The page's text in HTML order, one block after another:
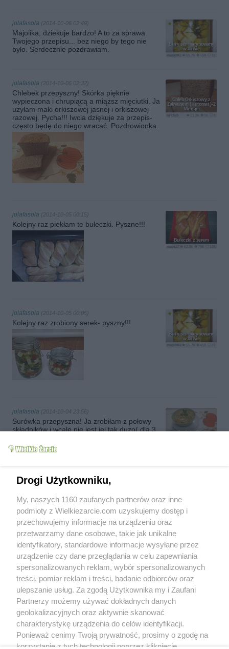
Biały ser marynowany
w oliwie
459
majolika
jolafasola (2014-10-06 02:49)
Majolika, dziekuje bardzo! A to za sprawa
Twojego przepisu... bez niego by tego nie
było. Serdecznie pozdrawiam.
Chleb Orkiszowy z
Zakwasem ( automat )-2
Wersje
iwciaG
jolafasola (2014-10-06 02:32)
Chlebek przepyszny! Skórka pięknie
wypieczona i chrupiącą a miąższ mięciutki. Ja
użyłam maki orkiszowej jasnej i orkiszowej
razowej. Pycha!!! Iwcia dziękuje za przepis-
często będę do niego wracać. Pozdrowionka.
Bułeczki z serem
monia7301
jolafasola (2014-10-05 00:15)
Kolejny raz piekłam te bułeczki. Pyszne!!!
Biały ser marynowany
w oliwie
459
majolika
jolafasola (2014-10-05 00:05)
Kolejny raz zrobiony serek- pyszny!!!
Surówka Pani
jolafasola (2014-10-04 23:56)
Surówka przepyszna! Ja zrobiłam z połowy
składników i wcale nie jest jej tak duzo( dla 3
a smak... przekonajcie sie,bo warto!!!
Dziękuje za wspaniały przepis. Pozdrowionka.
pszenny pełnoziarnisty-
Automat
5.9k
iwciaG
jolafasola (2014-10-03 01:06)
Jaki cudny ten Twój chlebus!!! Jakiej
konsystencji powinno być ciasto? Ja
wyrabiam ciasto ręcznie lub mikserem i pieke
w piekarniku. Nie mieszkam w Polsce wiec
maki tutaj są inne, chodzi mi o ich wilgotność
( mąkę kupuje w ekologicznym sklepie i
czasami w polskim). Przesyłam cieplutkie
pozdrowienia.
Drogi Użytkowniku,
My, naszych 1160 zaufanych partnerów oraz inne
podmioty z Wielkiezarcie.com uzyskujemy dostęp i
przechowujemy informacje na urządzeniu oraz
przetwarzamy dane osobowe, takie jak unikalne
identyfikatory, standardowe informacje wysyłane przez
urządzenie czy dane przeglądania w celu zapewniania
spersonalizowanych reklam, wybór spersonalizowanych
treści, pomiar reklam i treści, badanie odbiorców oraz
ulepszanie usług. Za zgodą Użytkownika my i Zaufani
Partnerzy możemy używać dokładnych danych
geolokalizacyjnych oraz aktywnie skanować
charakterystykę urządzenia do celów identyfikacji.
Ponieważ cenimy Twoją prywatność, prosimy o zgodę na
korzystanie z tych technologii poprzez kliknięcie